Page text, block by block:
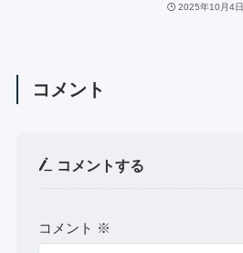
2025年10月4日
コメント
コメントする
コメント ※